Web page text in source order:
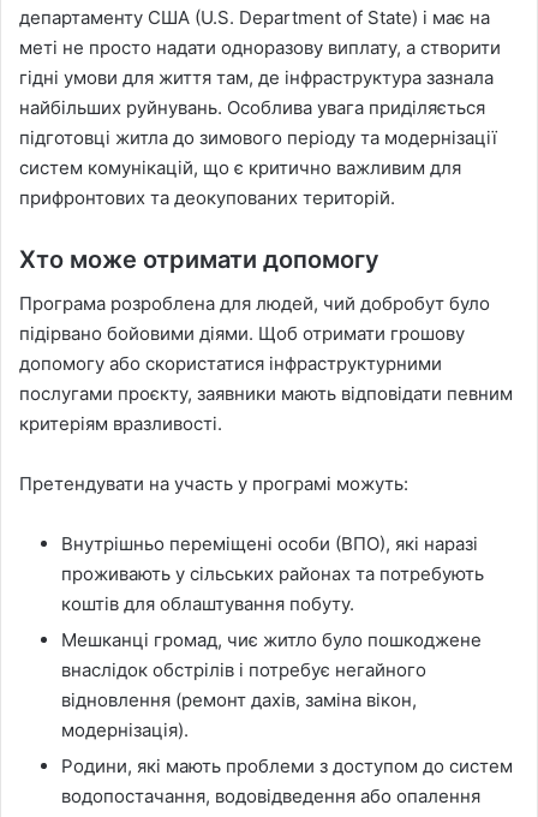
департаменту США (U.S. Department of State) і має на
меті не просто надати одноразову виплату, а створити
гідні умови для життя там, де інфраструктура зазнала
найбільших руйнувань. Особлива увага приділяється
підготовці житла до зимового періоду та модернізації
систем комунікацій, що є критично важливим для
прифронтових та деокупованих територій.
Хто може отримати допомогу
Програма розроблена для людей, чий добробут було
підірвано бойовими діями. Щоб отримати грошову
допомогу або скористатися інфраструктурними
послугами проєкту, заявники мають відповідати певним
критеріям вразливості.
Претендувати на участь у програмі можуть:
Внутрішньо переміщені особи (ВПО), які наразі
проживають у сільських районах та потребують
коштів для облаштування побуту.
Мешканці громад, чиє житло було пошкоджене
внаслідок обстрілів і потребує негайного
відновлення (ремонт дахів, заміна вікон,
модернізація).
Родини, які мають проблеми з доступом до систем
водопостачання, водовідведення або опалення